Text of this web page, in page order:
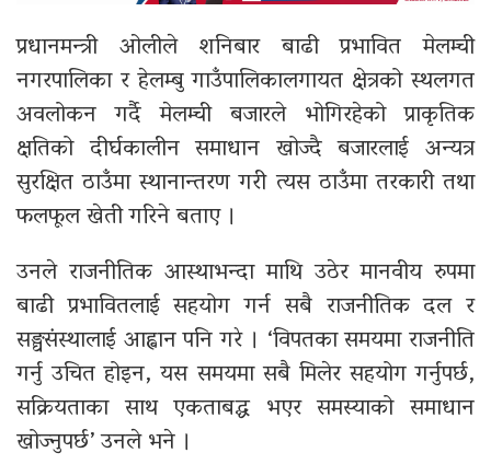
प्रधानमन्त्री ओलीले शनिबार बाढी प्रभावित मेलम्ची
नगरपालिका र हेलम्बु गाउँपालिकालगायत क्षेत्रको स्थलगत
अवलोकन गर्दै मेलम्ची बजारले भोगिरहेको प्राकृतिक
क्षतिको दीर्घकालीन समाधान खोज्दै बजारलाई अन्यत्र
सुरक्षित ठाउँमा स्थानान्तरण गरी त्यस ठाउँमा तरकारी तथा
फलफूल खेती गरिने बताए ।
उनले राजनीतिक आस्थाभन्दा माथि उठेर मानवीय रुपमा
बाढी प्रभावितलाई सहयोग गर्न सबै राजनीतिक दल र
सङ्घसंस्थालाई आह्वान पनि गरे । ‘विपतका समयमा राजनीति
गर्नु उचित होइन, यस समयमा सबै मिलेर सहयोग गर्नुपर्छ,
सक्रियताका साथ एकताबद्ध भएर समस्याको समाधान
खोज्नुपर्छ’ उनले भने ।